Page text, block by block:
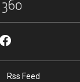
Rss Feed